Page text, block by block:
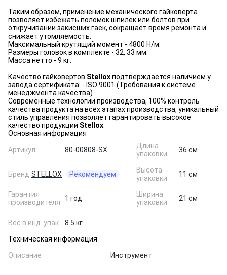
Таким образом, применение механического гайковерта
позволяет избежать поломок шпилек или болтов при
откручивании закисших гаек, сокращает время ремонта и
снижает утомляемость.
Максимальный крутящий момент - 4800 Н/м.
Размеры головок в комплекте - 32, 33 мм.
Масса нетто - 9 кг.
Качество гайковертов Stelloxподтверждается наличием у
завода сертификата: - ISO 9001 (Требования к системе
менеджмента качества).
Современные технологии производства, 100% контроль
качества продукта на всех этапах производства, уникальный
стиль управления позволяет гарантировать высокое
качество продукции Stellox
Основная информация
Артикул
80-00808-SX
Бренд STELLOX Рекомендуем
Гарантия
производителя
1 год
Вес в инд. упак. 8.5 кг
Длина
упаковки
36 см
Высота
упаковки
11 см
Ширина
упаковки
21 см
Техническая информация
Описание
Инструмент